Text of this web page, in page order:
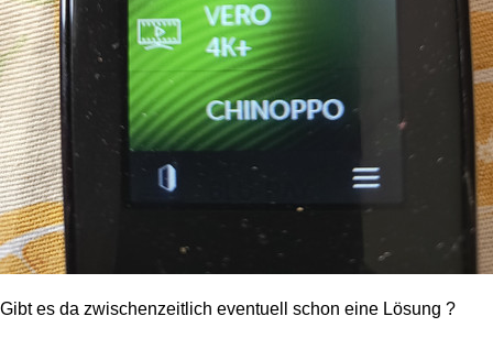
Gibt es da zwischenzeitlich eventuell schon eine Lösung ?